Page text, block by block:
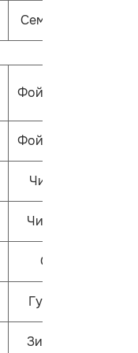
Семицветик
Фойе 1 этажа
Фойе 1 этажа
Читай-ка
ЧитариУм
Ошпи
Гулливер
Зиль-зёль